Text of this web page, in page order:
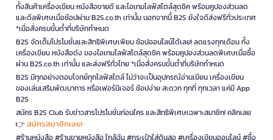
ทั้งสินค้าเครื่องเขียน หนังสือขายดี และไอเทมไลฟ์สไตล์สุดชิค พร้อมคูปองส่วนลด
และดีลพิเศษเมื่อช้อปผ่าน B2S.co.th เท่านั้น นอกจากนี้ B2S ยังใจดีส่งฟรีทั่วประเทศ
*เมื่อสั่งครบขั้นต่ำที่บริษัทกำหนด
B2S จัดเต็มโปรโมชั่นและสิทธิพิเศษเพียบ ช้อปออนไลน์ได้เลย! ลดแรงทุกเดือน ทั้ง
เครื่องเขียน หนังสือดัง ของไอเทมไลฟ์สไตล์สุดชิค พร้อมคูปองส่วนลดพิเศษเมื่อซื้อ
ผ่าน B2S.co.th เท่านั้น และส่งฟรีทั่วไทย *เมื่อสั่งครบขั้นต่ำที่บริษัทกำหนด
B2S มีทุกอย่างตอบโจทย์ทุกไลฟ์สไตล์ ไม่ว่าจะเป็นอุปกรณ์อ่านเขียน เครื่องเขียน
ของเล่นเสริมพัฒนาการ หรือเฟอร์นิเจอร์ ช้อปง่าย สะดวก ทุกที่ ทุกเวลา แค่มี App
B2S
สมัคร B2S Club รับข่าวสารโปรโมชั่นก่อนใคร และสิทธิพิเศษเฉพาะสมาชิก! คลิกเลย
👉 สมัครสมาชิกเลย!
#ร้านหนังสือ #ร้านขายหนังสือ ใกล้ฉัน #กระเป๋าใส่ดินสอ #เครื่องเขียนออนไลน์ #ซื้อ